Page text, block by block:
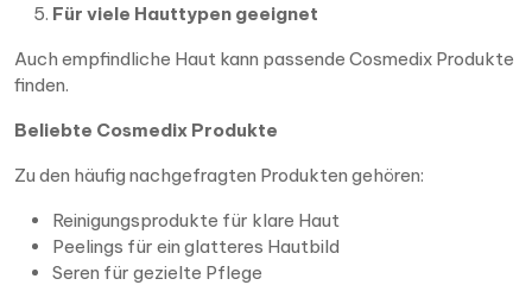
Für viele Hauttypen geeignet
Auch empfindliche Haut kann passende Cosmedix Produkte
finden.
Beliebte Cosmedix Produkte
Zu den häufig nachgefragten Produkten gehören:
Reinigungsprodukte für klare Haut
Peelings für ein glatteres Hautbild
Seren für gezielte Pflege